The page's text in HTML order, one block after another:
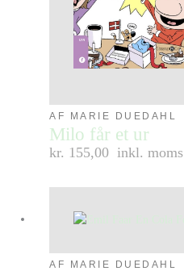
AF MARIE DUEDAHL
Milo får et ur
kr. 155,00 inkl. moms
AF MARIE DUEDAHL